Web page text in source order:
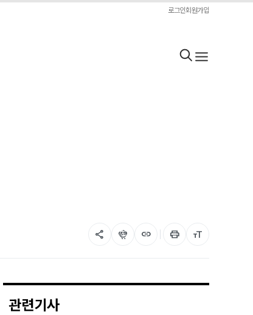
로그인회원가입
share flutter_dash link print format_size
관련기사